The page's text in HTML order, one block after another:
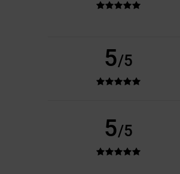
5/5
5/5